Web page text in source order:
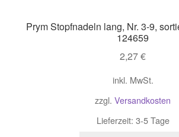
Prym Stopfnadeln lang, Nr. 3-9,
124659
2,27€
inkl. MwSt.
zzgl. Versandkosten
Lieferzeit: 3-5 Tage